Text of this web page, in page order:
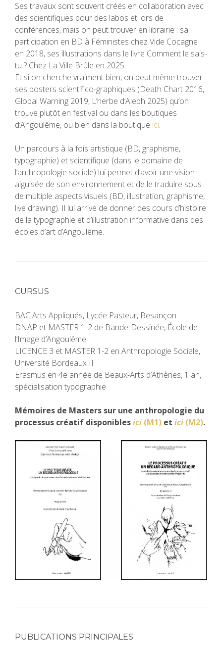
Ses travaux sont souvent créés en collaboration avec
des scientifiques pour des labos et lors de
conférences, mais on peut trouver en librairie : sa
participation en BD à Féministes chez Vide Cocagne
en 2018, ses illustrations dans le livre Comment le sais-
tu ? Chez La Ville Brûle en 2025.
Et si on cherche vraiment bien, on peut même trouver
ses posters scientifico-graphiques (Death Chart 2016,
Global Warning 2019, L’herbe d’Aleph 2025) qu’on
trouve plutôt en festival ou dans les boutiques
d’Angoulême, ou bien dans la boutique ici.
Un parcours à la fois artistique (BD, graphisme,
typographie) et scientifique (dans le domaine de
l’anthropologie sociale) lui permet d’avoir une vision
aiguisée de son environnement et de le traduire sous
de multiple aspects visuels (BD, illustration, graphisme,
live drawing). Il lui arrive de donner des cours d’histoire
de la typographie et d’illustration informative dans des
écoles d’art d’Angoulême.
CURSUS
BAC Arts Appliqués, Lycée Pasteur, Besançon
DNAP et MASTER 1-2 de Bande-Dessinée, École de
l’Image d’Angoulême
LICENCE 3 et MASTER 1-2 en Anthropologie Sociale,
Université Bordeaux II
Erasmus en 4e année de Beaux-Arts d’Athènes, 1 an,
spécialisation typographie
Mémoires de Masters sur une anthropologie du
processus créatif disponiblesici (M1) et ici (M2).
PUBLICATIONS PRINCIPALES